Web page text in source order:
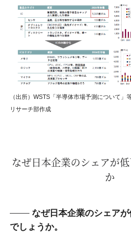
（出所）WSTS「半導体市場予測について」
リサーチ部作成
なぜ日本企業のシェアが
か
なぜ日本企業のシェア
でしょうか。